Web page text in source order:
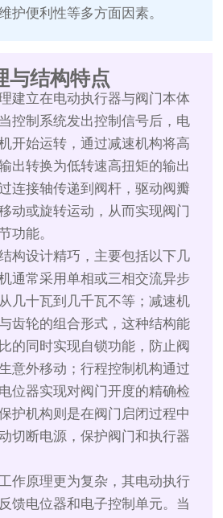
护便利性等多方面因素。
与结构特点
建立在电动执行器与阀门本体
控制系统发出控制信号后，电
开始运转，通过减速机构将高
出转换为低转速高扭矩的输出
连接轴传递到阀杆，驱动阀瓣
动或旋转运动，从而实现阀门
功能。
构设计精巧，主要包括以下几
通常采用单相或三相交流异步
几十瓦到几千瓦不等；减速机
齿轮的组合形式，这种结构能
的同时实现自锁功能，防止阀
意外移动；行程控制机构通过
位器实现对阀门开度的精确检
护机构则是在阀门启闭过程中
切断电源，保护阀门和执行器
作原理更为复杂，其电动执行
馈电位器和电子控制单元。当